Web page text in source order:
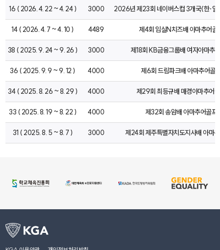
16 ( 2026. 4. 22 ~ 4. 24 ) 3000 2026년 제23회 네이버스컵 3개국(한·일
14 ( 2026. 4. 7 ~ 4. 10 ) 4489 제4회 임실N치즈배 아마추어골
38 ( 2025. 9. 24 ~ 9. 26 ) 3000 제18회 KB금융그룹배 여자아마추
36 ( 2025. 9. 9 ~ 9. 12 ) 4000 제6회 드림파크배 아마추어골
34 ( 2025. 8. 26 ~ 8. 29 ) 4000 제29회 최등규배 매경아마추어
33 ( 2025. 8. 19 ~ 8. 22 ) 4000 제32회 송암배 아마추어골프
31 ( 2025. 8. 5 ~ 8. 7 ) 3000 제24회 제주특별자치도지사배 아마